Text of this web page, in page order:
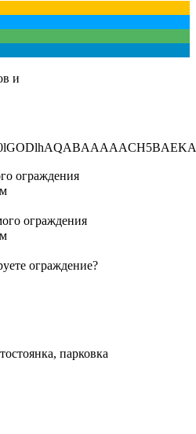
и
ограждения
м
ограждения
м
ограждение?
парковка